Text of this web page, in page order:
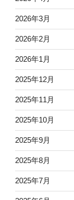
2026年3月
2026年2月
2026年1月
2025年12月
2025年11月
2025年10月
2025年9月
2025年8月
2025年7月